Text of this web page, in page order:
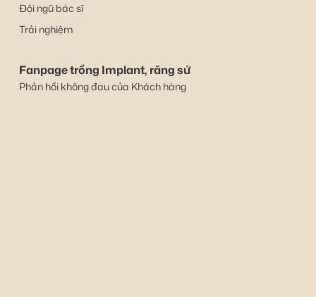
Đội ngũ bác sĩ
Trải nghiệm
Fanpage trồng Implant, răng sứ
Phản hồi không đau của Khách hàng